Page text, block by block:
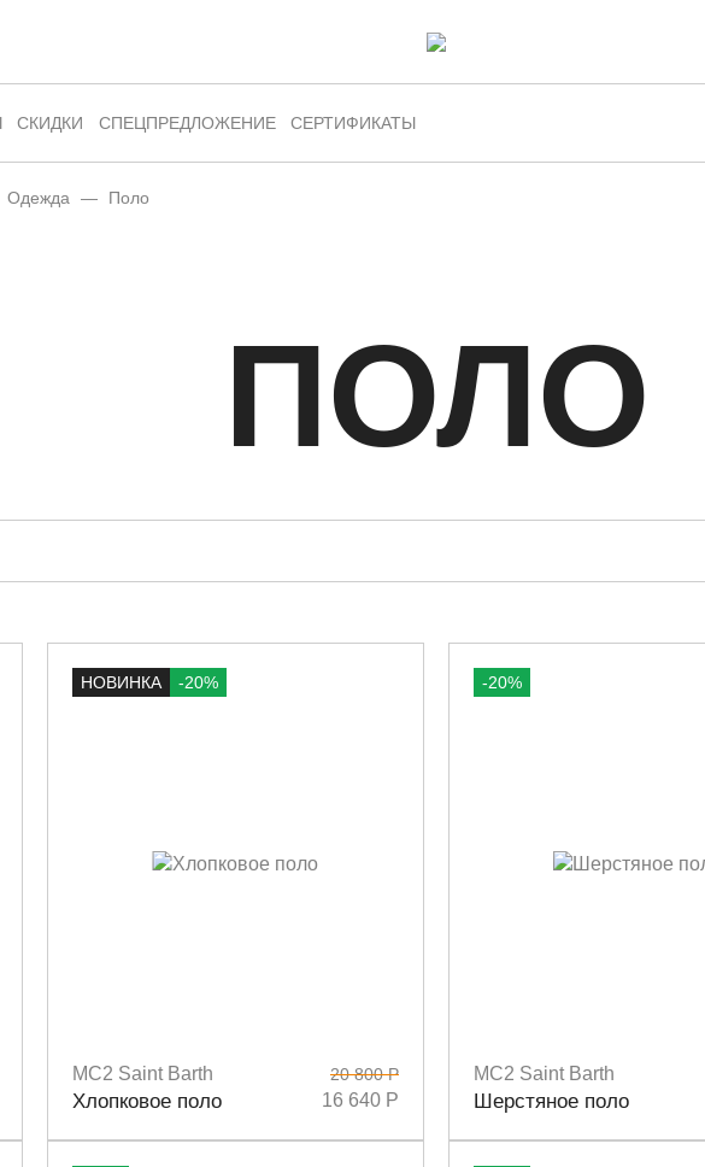
СКИДКИ СПЕЦПРЕДЛОЖЕНИЕ СЕРТИФИКАТЫ
Одежда — Поло
ПОЛО
НОВИНКА -20%
Размеры
MC2 Saint Barth
Хлопковое поло
20 800 Р
16 640 Р
-20%
Размеры
MC2 Saint Barth
Шерстяное поло